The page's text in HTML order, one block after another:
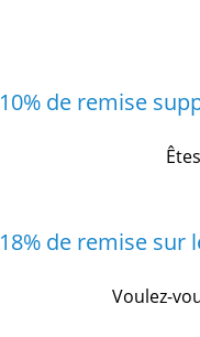
10% de remise
18% de remise sur
Voulez-